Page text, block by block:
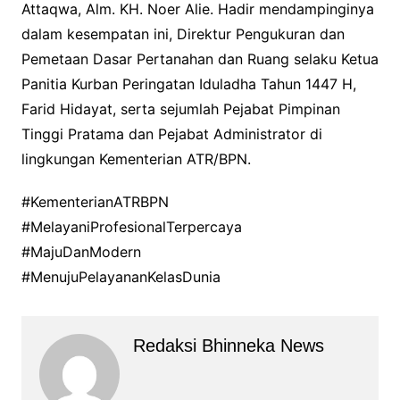
Attaqwa, Alm. KH. Noer Alie. Hadir mendampinginya
dalam kesempatan ini, Direktur Pengukuran dan
Pemetaan Dasar Pertanahan dan Ruang selaku Ketua
Panitia Kurban Peringatan Iduladha Tahun 1447 H,
Farid Hidayat, serta sejumlah Pejabat Pimpinan
Tinggi Pratama dan Pejabat Administrator di
lingkungan Kementerian ATR/BPN.
#KementerianATRBPN
#MelayaniProfesionalTerpercaya
#MajuDanModern
#MenujuPelayananKelasDunia
Redaksi Bhinneka News